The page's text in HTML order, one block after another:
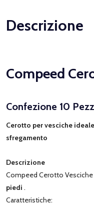
Descrizione
Compeed
Confezione 10
Cerotto per vesciche
sfregamento
Descrizione
Compeed Cerotto Vesciche
piedi .
Caratteristiche: